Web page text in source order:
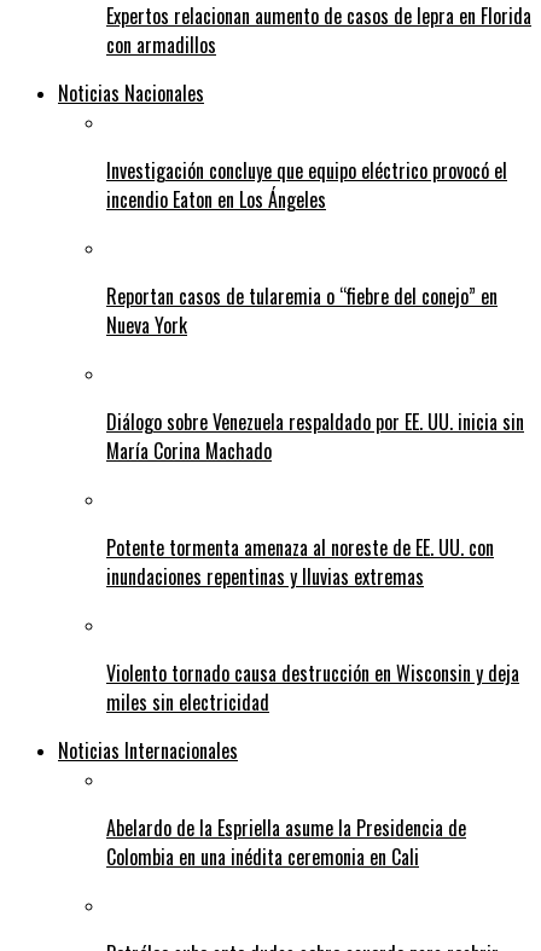
Expertos relacionan aumento de casos de lepra en Florida
con armadillos
Noticias Nacionales
Investigación concluye que equipo eléctrico provocó el
incendio Eaton en Los Ángeles
Reportan casos de tularemia o “fiebre del conejo” en
Nueva York
Diálogo sobre Venezuela respaldado por EE. UU. inicia sin
María Corina Machado
Potente tormenta amenaza al noreste de EE. UU. con
inundaciones repentinas y lluvias extremas
Violento tornado causa destrucción en Wisconsin y deja
miles sin electricidad
Noticias Internacionales
Abelardo de la Espriella asume la Presidencia de
Colombia en una inédita ceremonia en Cali